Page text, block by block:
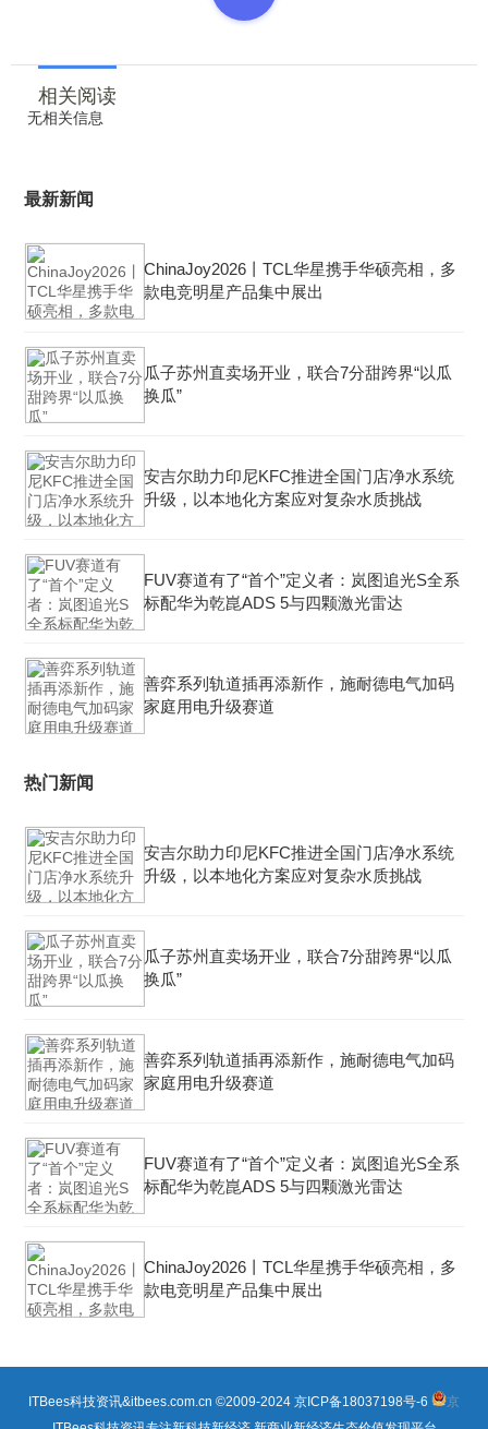
相关阅读
无相关信息
最新新闻
ChinaJoy2026丨TCL华星携手华硕亮相，多
款电竞明星产品集中展出
瓜子苏州直卖场开业，联合7分甜跨界“以瓜
换瓜”
安吉尔助力印尼KFC推进全国门店净水系统
升级，以本地化方案应对复杂水质挑战
FUV赛道有了“首个”定义者：岚图追光S全系
标配华为乾崑ADS 5与四颗激光雷达
善弈系列轨道插再添新作，施耐德电气加码
家庭用电升级赛道
热门新闻
安吉尔助力印尼KFC推进全国门店净水系统
升级，以本地化方案应对复杂水质挑战
瓜子苏州直卖场开业，联合7分甜跨界“以瓜
换瓜”
善弈系列轨道插再添新作，施耐德电气加码
家庭用电升级赛道
FUV赛道有了“首个”定义者：岚图追光S全系
标配华为乾崑ADS 5与四颗激光雷达
ChinaJoy2026丨TCL华星携手华硕亮相，多
款电竞明星产品集中展出
ITBees科技资讯&itbees.com.cn ©2009-2024 京ICP备18037198号-6
京